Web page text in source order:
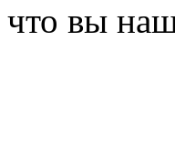
что вы